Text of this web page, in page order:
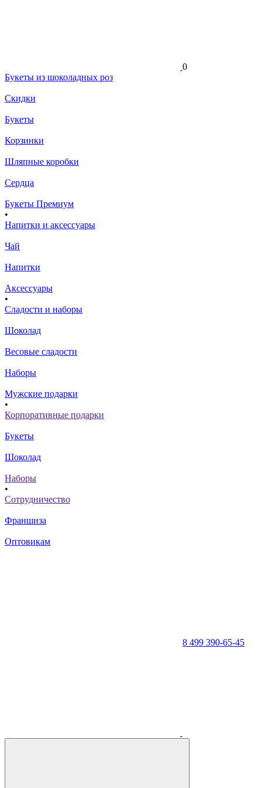
0
Букеты из шоколадных роз
Скидки
Букеты
Корзинки
Шляпные коробки
Сердца
Букеты Премиум
•
Напитки и аксессуары
Чай
Напитки
Аксессуары
•
Сладости и наборы
Шоколад
Весовые сладости
Наборы
Мужские подарки
•
Корпоративные подарки
Букеты
Шоколад
Наборы
•
Сотрудничество
Франшиза
Оптовикам
8 499 390-65-45